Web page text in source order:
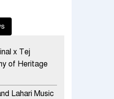
x Tej
of Heritage
Lahari Music